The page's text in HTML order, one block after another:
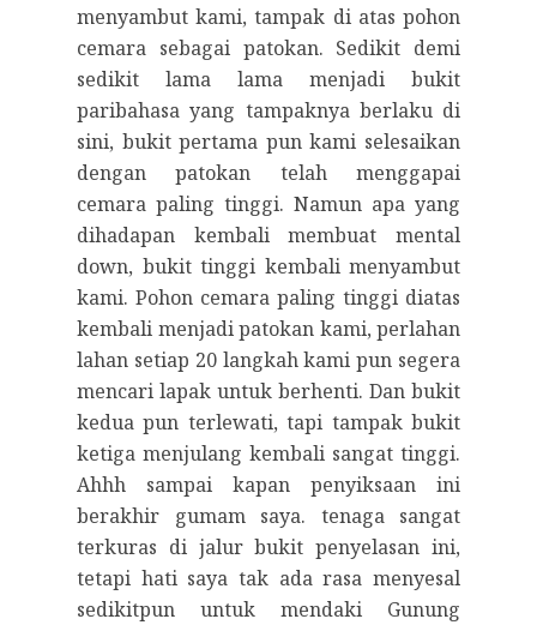
menyambut kami, tampak di atas pohon
cemara sebagai patokan. Sedikit demi
sedikit lama lama menjadi bukit
paribahasa yang tampaknya berlaku di
sini, bukit pertama pun kami selesaikan
dengan patokan telah menggapai
cemara paling tinggi. Namun apa yang
dihadapan kembali membuat mental
down, bukit tinggi kembali menyambut
kami. Pohon cemara paling tinggi diatas
kembali menjadi patokan kami, perlahan
lahan setiap 20 langkah kami pun segera
mencari lapak untuk berhenti. Dan bukit
kedua pun terlewati, tapi tampak bukit
ketiga menjulang kembali sangat tinggi.
Ahhh sampai kapan penyiksaan ini
berakhir gumam saya. tenaga sangat
terkuras di jalur bukit penyelasan ini,
tetapi hati saya tak ada rasa menyesal
sedikitpun untuk mendaki Gunung